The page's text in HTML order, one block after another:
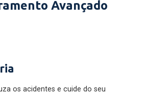
Avançado
os acidentes e cuide do seu